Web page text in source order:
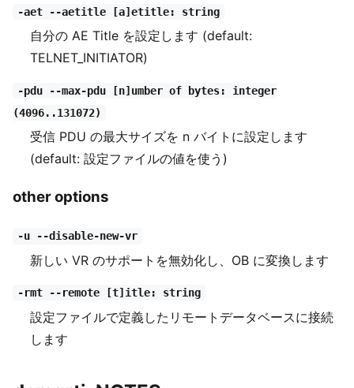
-aet --aetitle [a]etitle: string
自分の AE Title を設定します (default:
TELNET_INITIATOR)
-pdu --max-pdu [n]umber of bytes: integer
(4096..131072)
受信 PDU の最大サイズを n バイトに設定します
(default: 設定ファイルの値を使う)
other options
-u --disable-new-vr
新しい VR のサポートを無効化し、OB に変換します
-rmt --remote [t]itle: string
設定ファイルで定義したリモートデータベースに接続
します